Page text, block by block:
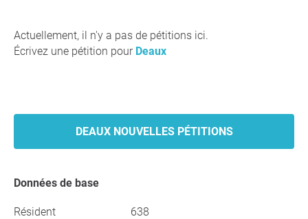
Actuellement, il n'y a pas de pétitions ici.
Écrivez une pétition pour Deaux
DEAUX NOUVELLES PÉTITIONS
Données de base
Résident 638